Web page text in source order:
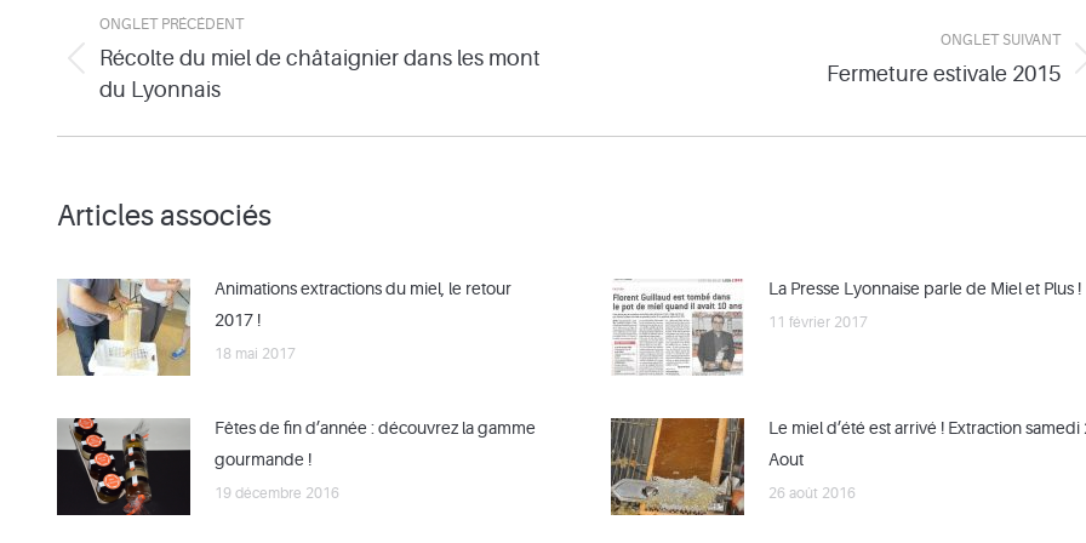
de
commentaire
ONGLET PRÉCÉDENT
précédent
Récolte du miel de châtaignier dans les mont
du Lyonnais
ONGLET SUIVANT
Fermeture estivale 2015
Articles associés
Animations extractions du miel, le retour
2017 !
18 mai 2017
La Presse Lyonnaise parle de Miel et Plus !
11 février 2017
Fêtes de fin d’année : découvrez la gamme
gourmande !
19 décembre 2016
Le miel d’été est arrivé ! Extraction samedi
Aout
26 août 2016